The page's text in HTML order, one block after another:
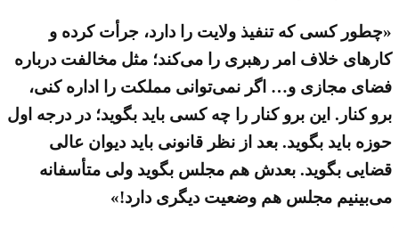
«چطور کسی که تنفیذ ولایت را دارد، جرأت کرده و
کارهای خلاف امر رهبری را می‌کند؛ مثل مخالفت درباره
فضای مجازی و… اگر نمی‌توانی مملکت را اداره کنی،
برو کنار. این برو کنار را چه کسی باید بگوید؛ در درجه اول
حوزه باید بگوید. بعد از نظر قانونی باید دیوان عالی
قضایی بگوید. بعدش هم مجلس بگوید ولی متأسفانه
می‌بینیم مجلس هم وضعیت دیگری دارد!»